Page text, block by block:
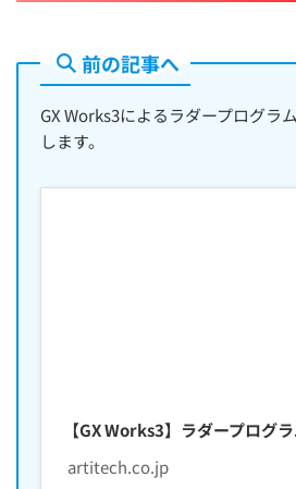
前の記事へ
GX Works3によるラダープログラ
します。
【GX Works3】ラダープログ
artitech.co.jp